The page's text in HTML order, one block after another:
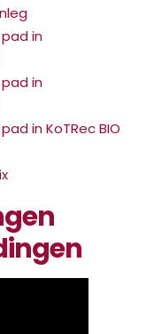
in
in
in KoTRec BIO